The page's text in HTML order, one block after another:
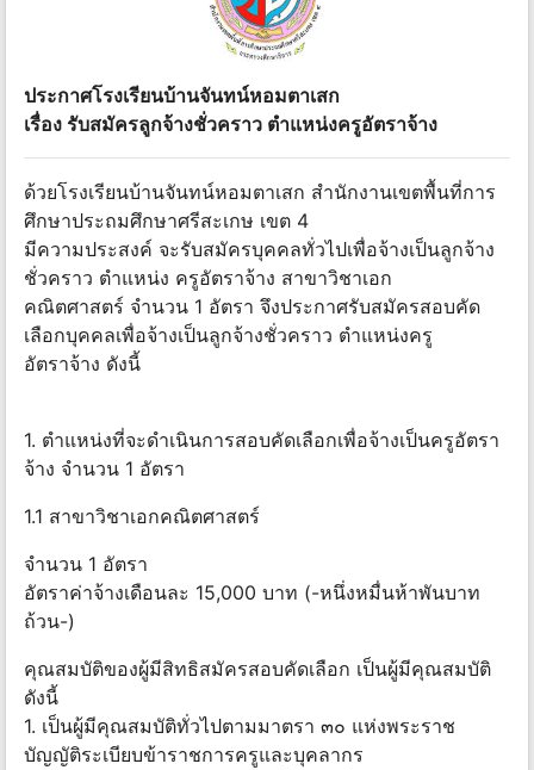
ประกาศโรงเรียนบ้านจันทน์หอมตาเสก
เรื่อง รับสมัครลูกจ้างชั่วคราว ตำแหน่งครูอัตราจ้าง
ด้วยโรงเรียนบ้านจันทน์หอมตาเสก สำนักงานเขตพื้นที่การ
ศึกษาประถมศึกษาศรีสะเกษ เขต 4
มีความประสงค์ จะรับสมัครบุคคลทั่วไปเพื่อจ้างเป็นลูกจ้าง
ชั่วคราว ตำแหน่ง ครูอัตราจ้าง สาขาวิชาเอก
คณิตศาสตร์ จำนวน 1 อัตรา จึงประกาศรับสมัครสอบคัด
เลือกบุคคลเพื่อจ้างเป็นลูกจ้างชั่วคราว ตำแหน่งครู
อัตราจ้าง ดังนี้
1. ตำแหน่งที่จะดำเนินการสอบคัดเลือกเพื่อจ้างเป็นครูอัตรา
จ้าง จำนวน 1 อัตรา
1.1 สาขาวิชาเอกคณิตศาสตร์
จำนวน 1 อัตรา
อัตราค่าจ้างเดือนละ 15,000 บาท (-หนึ่งหมื่นห้าพันบาท
ถ้วน-)
คุณสมบัติของผู้มีสิทธิสมัครสอบคัดเลือก เป็นผู้มีคุณสมบัติ
ดังนี้
1. เป็นผู้มีคุณสมบัติทั่วไปตามมาตรา ๓๐ แห่งพระราช
บัญญัติระเบียบข้าราชการครูและบุคลากร